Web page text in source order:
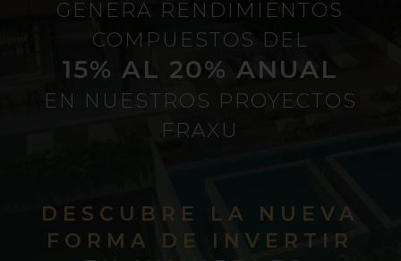
GENERA RENDIMIENTOS
COMPUESTOS DEL
15% AL 20% ANUAL
EN NUESTROS PROYECTOS
FRAXU
DESCUBRE LA NUEVA
FORMA DE INVERTIR